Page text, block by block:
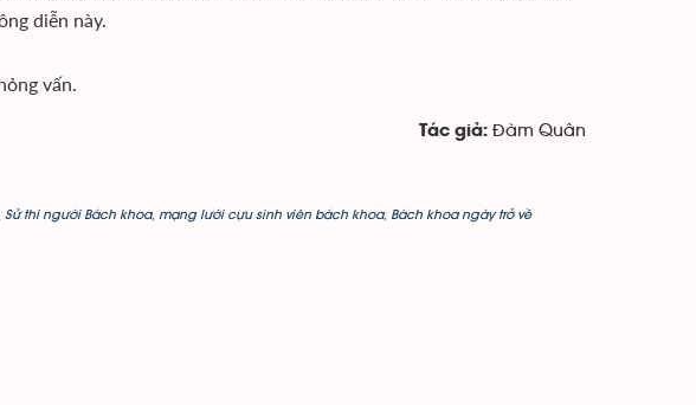
diễn này.
vấn.
Tác giả: Đàm Quân
Sử thi người Bách khoa, mạng lưới cựu sinh viên bách khoa, Bách khoa ngày trở về